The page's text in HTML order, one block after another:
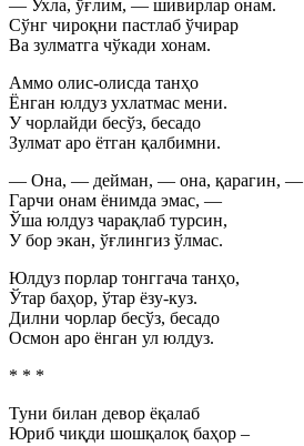
— Ухла, ўғлим, — шивирлар онам.
Сўнг чироқни пастлаб ўчирар
Ва зулматга чўкади хонам.
Аммо олис-олисда танҳо
Ёнган юлдуз ухлатмас мени.
У чорлайди бесўз, бесадо
Зулмат аро ётган қалбимни.
— Она, — дейман, — она, қарагин, —
Гарчи онам ёнимда эмас, —
Ўша юлдуз чарақлаб турсин,
У бор экан, ўғлингиз ўлмас.
Юлдуз порлар тонггача танҳо,
Ўтар баҳор, ўтар ёзу-куз.
Дилни чорлар бесўз, бесадо
Осмон аро ёнган ул юлдуз.
* * *
Туни билан девор ёқалаб
Юриб чиқди шошқалоқ баҳор –